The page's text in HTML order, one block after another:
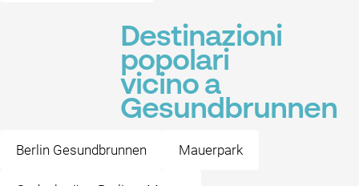
Destinazioni
popolari
vicino a
Gesundbrunnen
Berlin Gesundbrunnen Mauerpark